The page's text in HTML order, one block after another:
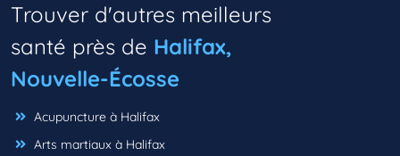
Trouver d'autres meilleurs
santé près de Halifax,
Nouvelle-Écosse
Acupuncture à Halifax
Arts martiaux à Halifax